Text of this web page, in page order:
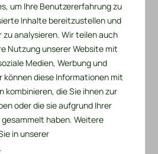
perfekte Kombination aus
für einen wunderschönen
Familie und Ihren Hunden!
liegen für Sie bereit
pro Person enthält ein
Bettbezug und einen
finden Sie sowohl
großes Handtuch. Zusätzlich
ein Geschirrtuch
um Ihre Benutzererfahrung zu
Inhalte bereitzustellen und
analysieren. Wir teilen auch
Nutzung unserer Website mit
Medien, Werbung und
können diese Informationen mit
kombinieren, die Sie ihnen zur
oder die sie aufgrund Ihrer
haben. Weitere
in unserer
.